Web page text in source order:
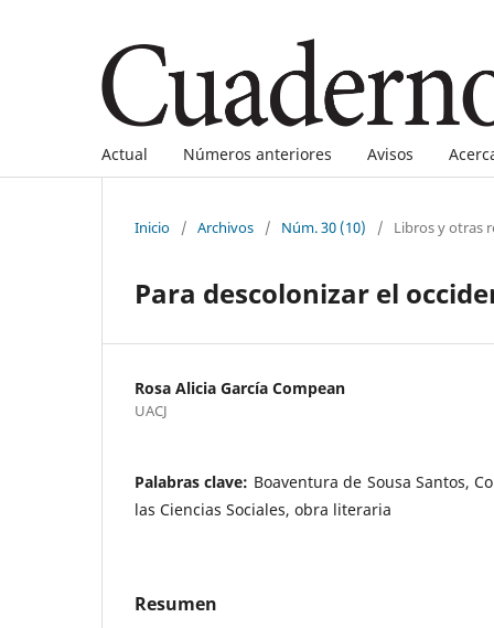
Actual Números anteriores Avisos
Inicio / Archivos / Núm. 30 (10) / Libros y otras
Para descolonizar el
Rosa Alicia García Compean
UACJ
Palabras clave: Boaventura de Sousa Santos,
las Ciencias Sociales, obra literaria
Resumen